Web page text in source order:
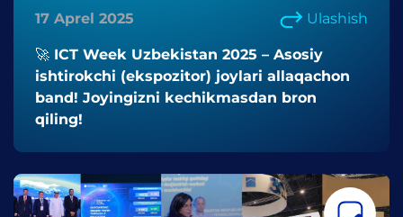
17 Aprel 2025 Ulashish
🚀 ICT Week Uzbekistan 2025 – Asosiy
ishtirokchi (ekspozitor) joylari allaqachon
band! Joyingizni kechikmasdan bron
qiling!